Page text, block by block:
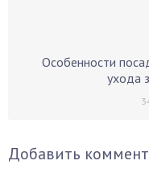
Особенности
ухода
Добавить